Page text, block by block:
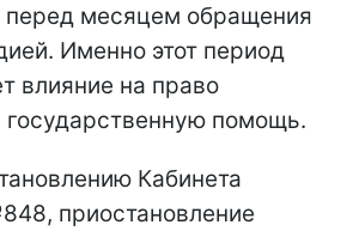
перед месяцем обращения
Именно этот период
влияние на право
государственную помощь.
Кабинета
приостановление